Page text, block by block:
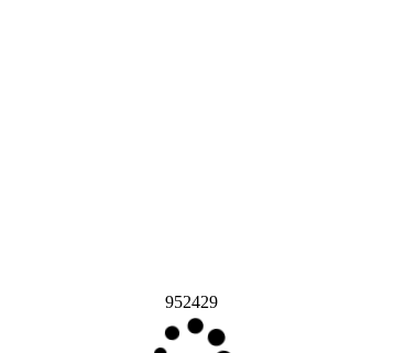
952429